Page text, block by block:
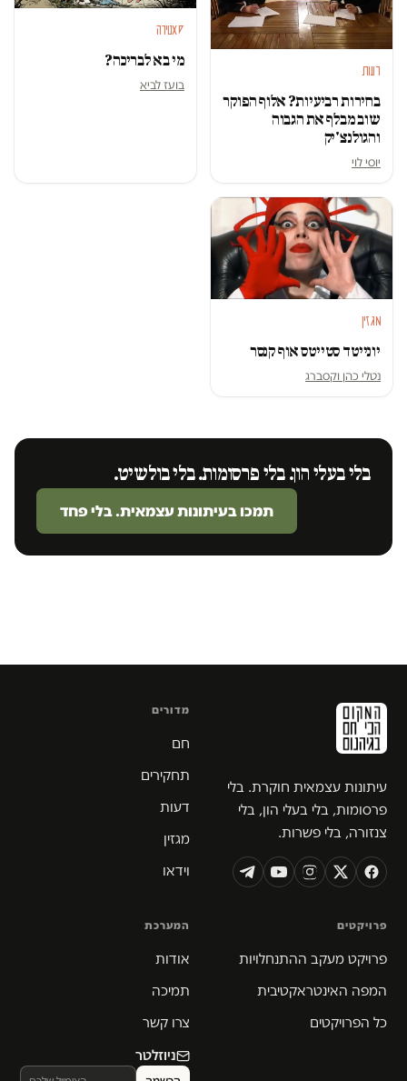
דעות
בחירות רביעיות? אלוף הפוקר
שוב מבלף את הגבוה
והגולנצ'יק
יוסי לוי
סאטירה
מי בא לבריכה?
בועז לביא
מגזין
יונייטד סטייטס אוף קנסר
נטלי כהן וקסברג
בלי בעלי הון. בלי פרסומות. בלי בולשיט.
תמכו בעיתונות עצמאית. בלי פחד
עיתונות עצמאית חוקרת. בלי
פרסומות, בלי בעלי הון, בלי
צנזורה, בלי פשרות.
מדורים
חם
תחקירים
דעות
מגזין
וידאו
פרויקטים
פרויקט מעקב ההתנחלויות
המפה האינטראקטיבית
כל הפרויקטים
המערכת
אודות
תמיכה
צרו קשר
ניוזלטר